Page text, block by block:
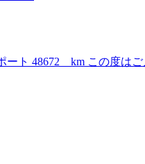
ト 48672 km この度はご